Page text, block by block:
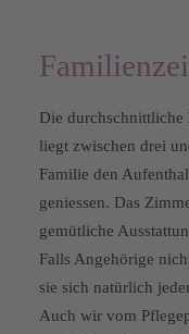
Die durchschnittliche
liegt zwischen drei
Familie den
geniessen. Das
gemütliche
Falls Angehörige
sie sich natürlich
Auch wir vom